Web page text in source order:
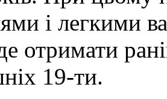
і легкими
отримати
19-ти.